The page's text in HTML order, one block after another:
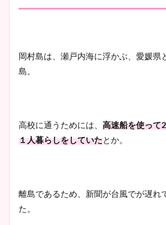
岡村島は、瀬戸内海に浮かぶ、愛媛県
島。
高校に通うためには、 高速船を使って
１人暮らしをしていたとか。
離島であるため、新聞が台風でが遅れ
た。